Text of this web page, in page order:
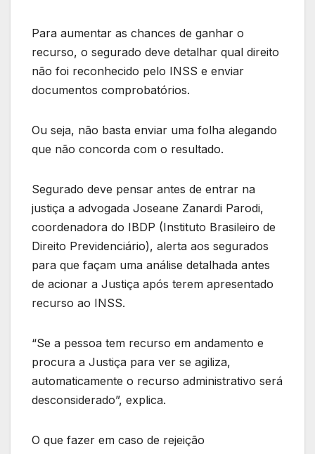
Para aumentar as chances de ganhar o
recurso, o segurado deve detalhar qual direito
não foi reconhecido pelo INSS e enviar
documentos comprobatórios.
Ou seja, não basta enviar uma folha alegando
que não concorda com o resultado.
Segurado deve pensar antes de entrar na
justiça a advogada Joseane Zanardi Parodi,
coordenadora do IBDP (Instituto Brasileiro de
Direito Previdenciário), alerta aos segurados
para que façam uma análise detalhada antes
de acionar a Justiça após terem apresentado
recurso ao INSS.
“Se a pessoa tem recurso em andamento e
procura a Justiça para ver se agiliza,
automaticamente o recurso administrativo será
desconsiderado”, explica.
O que fazer em caso de rejeição